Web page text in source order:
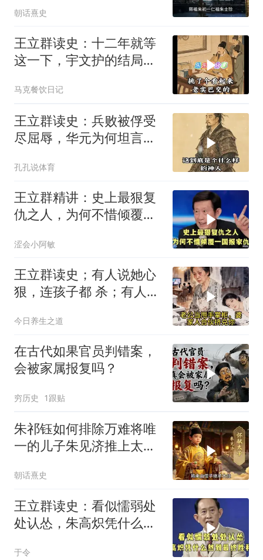
朝话熹史
王立群读史：十二年就等
这一下，宇文护的结局你
马克餐饮日记
王立群读史：兵败被俘受
尽屈辱，华元为何坦言这
孔孔说体育
王立群精讲：史上最狠复
仇之人，为何不惜倾覆一
涩会小阿敏
王立群读史；有人说她心
狠，连孩子都 杀；有人说
有仇人
今日养生之道
在古代如果官员判错案，
会被家属报复吗？
穷历史 1跟贴
朱祁钰如何排除万难将唯
一的儿子朱见济推上太子
朝话熹史
王立群读史：看似懦弱处
处认怂，朱高炽凭什么熬
于令